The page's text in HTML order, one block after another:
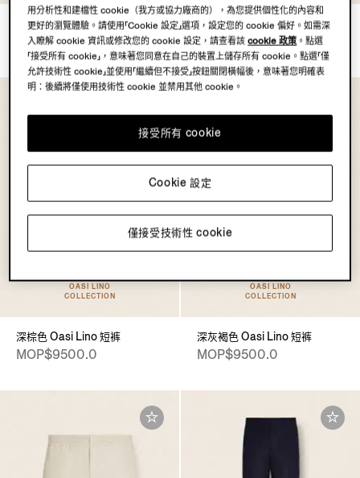
浅灰褐色亚麻长裤
MOP$10400.0
白色 Oasi Lino 短裤
MOP$9500.0
OASI LINO
COLLECTION
深棕色 Oasi Lino 短裤
MOP$9500.0
OASI LINO
COLLECTION
深灰褐色 Oasi Lino 短裤
MOP$9500.0
用分析性和建檔性 cookie（我方或協力廠商的），為您提供個性化的內容和
更好的瀏覽體驗。請使用「Cookie 設定」選項，設定您的 cookie 偏好。如需深
入瞭解 cookie 資訊或修改您的 cookie 設定，請查看該cookie 政策 。點選
「接受所有 cookie」，意味著您同意在自己的裝置上儲存所有 cookie。點選「僅
允許技術性 cookie」並使用「繼續但不接受」按鈕關閉橫幅後，意味著您明確表
明：後續將僅使用技術性 cookie 並禁用其他 cookie。
僅接受技術性 cookie
接受所有 cookie
Cookie 設定